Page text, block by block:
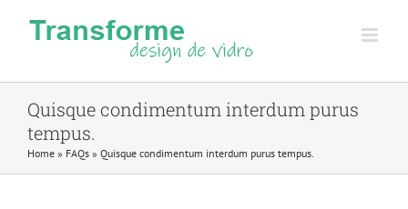
Quisque condimentum interdum purus
tempus.
Home » FAQs » Quisque condimentum interdum purus tempus.